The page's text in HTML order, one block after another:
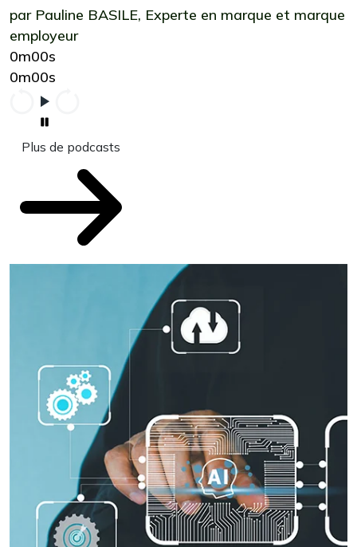
par Pauline BASILE, Experte en marque et marque
employeur
0m00s
0m00s
Plus de podcasts